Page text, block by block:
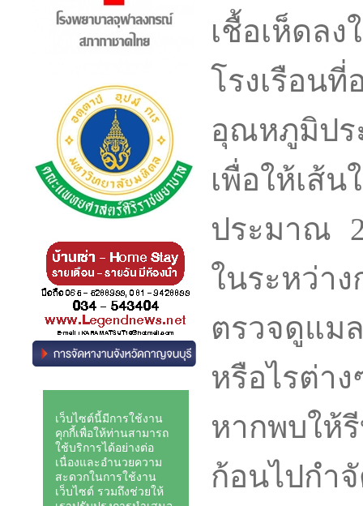
เชื้อเห็ดล
โรงเรือนที่
อุณหภูมิปร
เพื่อให้เส้
ประมาณ
ในระหว่า
ตรวจดูแม
หรือไรต่
หากพบให้
ก้อนไปก